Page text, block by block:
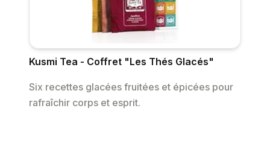
Kusmi Tea - Coffret "Les Thés Glacés"
Six recettes glacées fruitées et épicées pour
rafraîchir corps et esprit.